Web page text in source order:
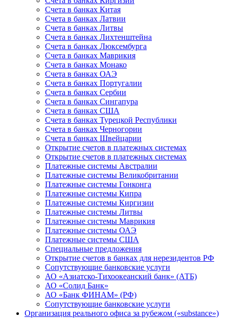
Счета в банках Китая
Счета в банках Латвии
Счета в банках Литвы
Счета в банках Лихтенштейна
Счета в банках Люксембурга
Счета в банках Маврикия
Счета в банках Монако
Счета в банках ОАЭ
Счета в банках Португалии
Счета в банках Сербии
Счета в банках Сингапура
Счета в банках США
Счета в банках Турецкой Республики
Счета в банках Черногории
Счета в банках Швейцарии
Открытие счетов в платежных системах
Открытие счетов в платежных системах
Платежные системы Австралии
Платежные системы Великобритании
Платежные системы Гонконга
Платежные системы Кипра
Платежные системы Киргизии
Платежные системы Литвы
Платежные системы Маврикия
Платежные системы ОАЭ
Платежные системы США
Специальные предложения
Открытие счетов в банках для нерезидентов РФ
Сопутствующие банковские услуги
АО «Азиатско-Тихоокеанский банк» (АТБ)
АО «Солид Банк»
АО «Банк ФИНАМ» (РФ)
Сопутствующие банковские услуги
Организация реального офиса за рубежом («substance»)